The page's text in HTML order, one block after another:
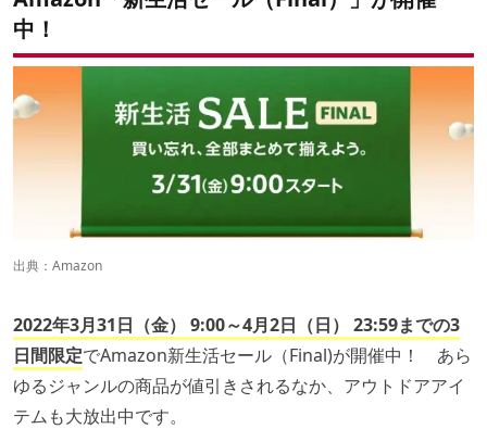
中！
出典： Amazon
2022年3月31日（金） 9:00～4月2日（日） 23:59までの3
日間限定でAmazon新生活セール（Final)が開催中！ あら
ゆるジャンルの商品が値引きされるなか、アウトドアアイ
テムも大放出中です。